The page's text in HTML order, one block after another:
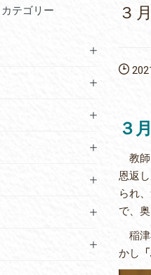
カテゴリー ３
３
教師
恩返
られ
で、
稲津
かし